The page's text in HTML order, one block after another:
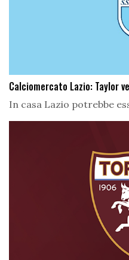
Calciomercato Lazio: Taylor
In casa Lazio potrebbe